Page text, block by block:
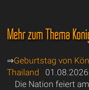
Mehr zum Thema
⇒Geburtstag von
Thailand 01.08.2026
Die Nation feiert